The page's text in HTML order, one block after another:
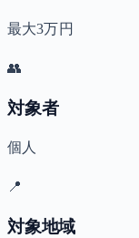
最大3万円
👥
対象者
個人
📍
対象地域